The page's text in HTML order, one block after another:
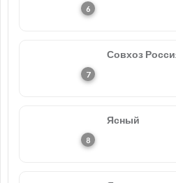
Совхоз
Ясный